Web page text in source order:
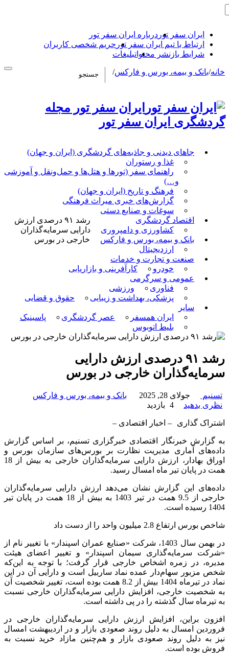
ایران سفر تور درباره ایران سفر تور
ارتباط با تیم ایران سفر تور حریم شخصی کاربران
شرایط بازنشر محتوا تبلیغات
ایران سفر تور مجله
گردشگری ایران سفر تور
جاهای دیدنی و جاذبه‌های گردشگری (ایران و جهان)
غذا و رستوران
راهنمای سفر (تورها و هتل‌ها و حمل‌و‌نقل و آموزشی
و…)
فرهنگ و تاریخ (ایران و جهان)
گزارش‌های خبری میراث فرهنگی
سوغات و صنایع دستی
اقتصاد گردشگری
کشاورزی و دامپروری
بانک و بیمه، بورس و فارکس
ارزدیجیتال
صنعت و تجارت و خدمات
خودرو
کارآفرینی و بازاریابی
عمومی و سرگرمی
فناوری
ورزشی
پزشکی، بهداشت و زیبایی
حقوق و قضایی
سایر
ایران همسفر
عصر گردشگری
پاسینیک
بلیط اتوبوس
خانه/بانک و بیمه، بورس و فارکس/
رشد ۹۱ درصدی ارزش
دارایی سرمایه‌گذاران
خارجی در بورس
رشد ۹۱ درصدی ارزش دارایی
سرمایه‌گذاران خارجی در بورس
تسنیم جولای 28, 2025
بانک و بیمه، بورس و فارکس
نظری بدهید
4 بازدید
اشتراک گذاری – اخبار اقتصادی –
به گزارش خبرنگار اقتصادی خبرگزاری تسنیم، بر اساس گزارش
داده‌های آماری مدیریت نظارت بر بورس‌های سازمان بورس و
اوراق بهادار، ارزش دارایی سرمایه‌گذاران خارجی به بیش از 18
همت در پایان تیر ماه امسال رسید.
داده‌های این گزارش نشان می‌دهد ارزش دارایی سرمایه‌گذاران
خارجی از 9.5 همت در تیر 1403 به بیش از 18 همت در پایان تیر
1404 رسیده است.
شاخص بورس ارتفاع 2.8 میلیون واحد را از دست داد
در بهمن‌ سال 1403، شرکت «صنایع عمران اسپندار» با تغییر نام از
«شرکت سرمایه‌گذاری سیمان اسپندار» و تغییر اعضای هیئت
مدیره، در زمره اشخاص خارجی قرار گرفت؛ با توجه به این‌که
شخص مزبور سهام‌دار عمده نماد ساربیل است و دارایی آن در این
نماد در تیرماه 1404 بیش از 8.2 همت بوده است، تغییر شخصیت آن
به شخصیت خارجی، افزایش دارایی سرمایه‌گذاران خارجی نسبت
به تیرماه سال گذشته را در پی داشته است.
افزون براین، افزایش ارزش دارایی سرمایه‌گذاران خارجی در
فروردین امسال به دلیل روند صعودی بازار و در اردیبهشت امسال
نیز به دلیل روند صعودی بازار و هم‌چنین مازاد خرید نسبت به
فروش بوده است.